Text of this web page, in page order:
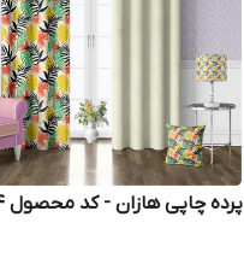
پرده چاپی هازان - کد محصول 20404